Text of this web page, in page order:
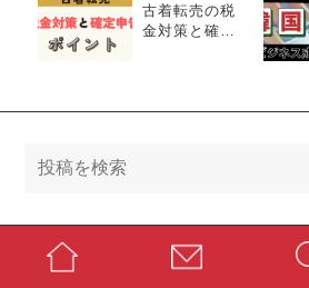
古着転売の税
金対策と確定
カテゴリー